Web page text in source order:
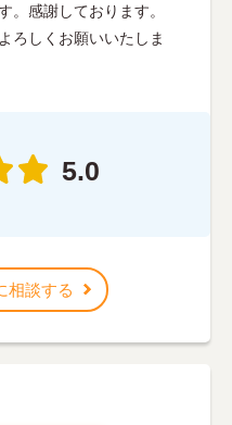
。感謝しております。
ろしくお願いいたしま
5.0
相談する